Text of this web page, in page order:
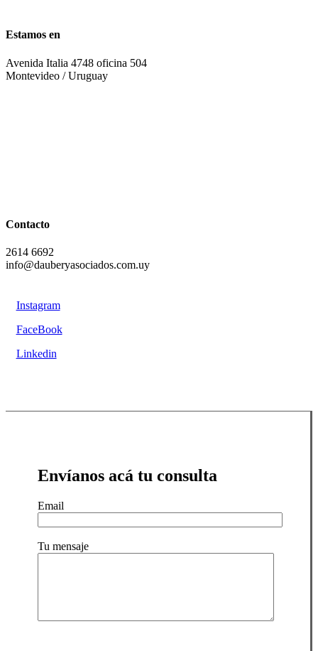
Estamos en
Avenida Italia 4748 oficina 504
Montevideo / Uruguay
Contacto
2614 6692
info@dauberyasociados.com.uy
Instagram
FaceBook
Linkedin
Envíanos acá tu consulta
Email
Tu mensaje